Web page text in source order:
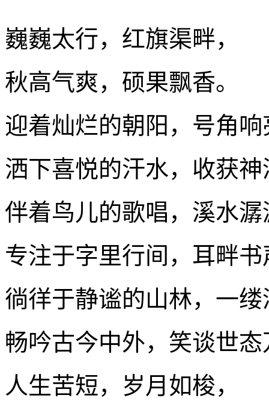
巍巍太行，红旗渠畔，
秋高气爽，硕果飘香。
迎着灿烂的朝阳，号角
洒下喜悦的汗水，收获
伴着鸟儿的歌唱，溪水
专注于字里行间，耳畔
徜徉于静谧的山林，一
畅吟古今中外，笑谈世态
人生苦短，岁月如梭，